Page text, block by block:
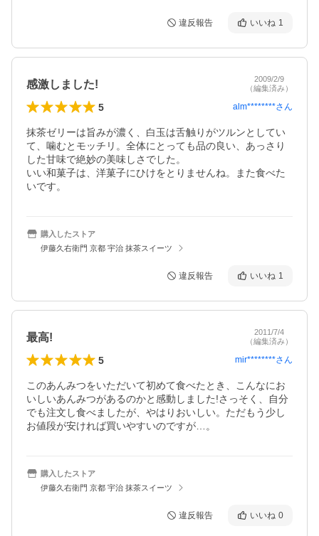
違反報告 いいね 1
感激しました!
2009/2/9
（編集済み）
5 alm********さん
抹茶ゼリーは旨みが濃く、白玉は舌触りがツルンとしてい
て、噛むとモッチリ。全体にとっても品の良い、あっさり
した甘味で絶妙の美味しさでした。
いい和菓子は、洋菓子にひけをとりませんね。また食べた
いです。
購入したストア
伊藤久右衛門 京都 宇治 抹茶スイーツ
違反報告 いいね 1
最高!
2011/7/4
（編集済み）
5 mir********さん
このあんみつをいただいて初めて食べたとき、こんなにお
いしいあんみつがあるのかと感動しました!さっそく、自分
でも注文し食べましたが、やはりおいしい。ただもう少し
お値段が安ければ買いやすいのですが…。
購入したストア
伊藤久右衛門 京都 宇治 抹茶スイーツ
違反報告 いいね 0